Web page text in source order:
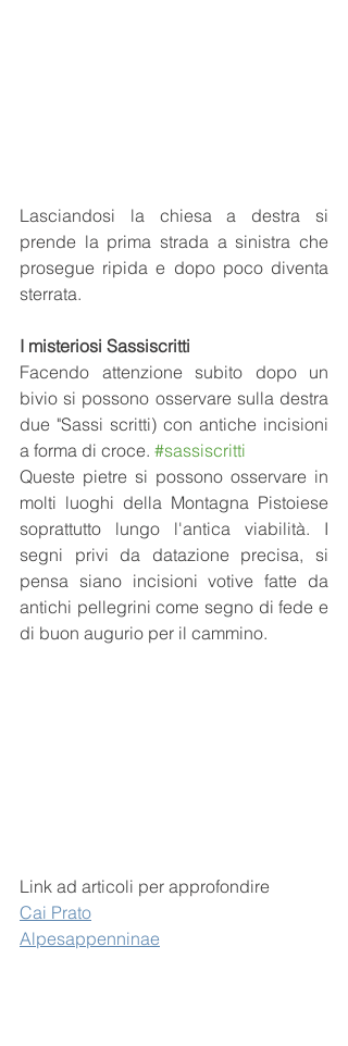
Lasciandosi la chiesa a destra si
prende la prima strada a sinistra che
prosegue ripida e dopo poco diventa
sterrata.
I misteriosi Sassiscritti
Facendo attenzione subito dopo un
bivio si possono osservare sulla destra
due "Sassi scritti) con antiche incisioni
a forma di croce. #sassiscritti
Queste pietre si possono osservare in
molti luoghi della Montagna Pistoiese
soprattutto lungo l'antica viabilità. I
segni privi da datazione precisa, si
pensa siano incisioni votive fatte da
antichi pellegrini come segno di fede e
di buon augurio per il cammino.
Link ad articoli per approfondire
Cai Prato
Alpesappenninae